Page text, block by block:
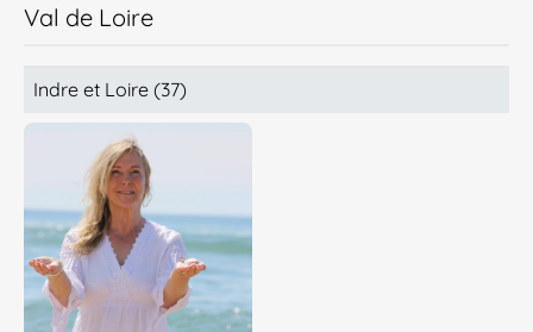
Val de Loire
Indre et Loire (37)